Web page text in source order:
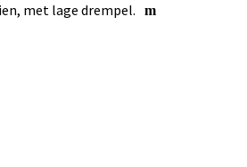
met lage drempel.